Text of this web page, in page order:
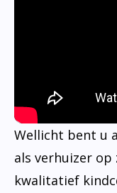
Wellicht bent u
als verhuizer op
kwalitatief